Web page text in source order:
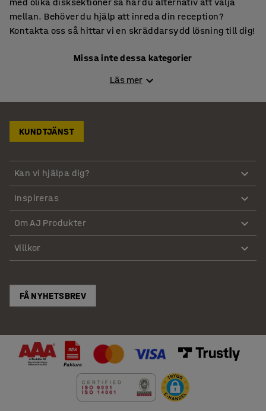
mellan. Behöver du hjälp att inreda din reception?
Kontakta oss så hittar vi en skräddarsydd lösning till dig!
Missa inte dessa kategorier
Tamburmajorer
Läs mer
KUNDTJÄNST
Kan vi hjälpa dig?
Inspireras
Om AJ Produkter
Villkor
FÅ NYHETSBREV